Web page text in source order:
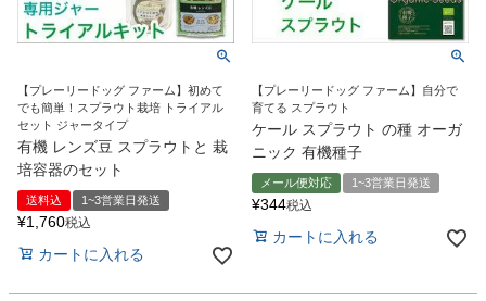
【プレーリードッグ ファーム】初めて
でも簡単！スプラウト栽培 トライアル
セット ジャータイプ
有機 レンズ豆 スプラウトと 栽
培容器のセット
送料込 1~3営業日発送
¥1,760税込
カートに入れる
【プレーリードッグ ファーム】自分で
育てる スプラウト
ケール スプラウト の種 オーガ
ニック 有機種子
メール便対応 1~3営業日発送
¥344税込
カートに入れる